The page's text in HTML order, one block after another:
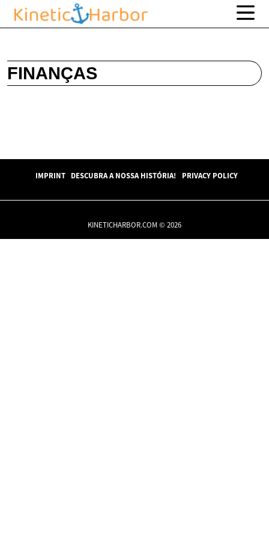
FINANÇAS
IMPRINT DESCUBRA A NOSSA HISTÓRIA! PRIVACY POLICY
KINETICHARBOR.COM © 2026